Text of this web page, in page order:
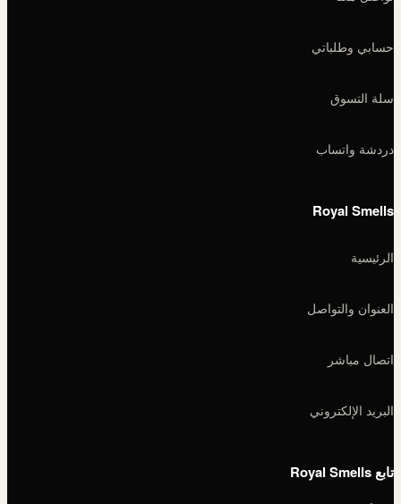
حسابي وطلباتي
سلة التسوق
دردشة واتساب
Royal Smells
الرئيسية
العنوان والتواصل
اتصال مباشر
البريد الإلكتروني
تابع Royal Smells